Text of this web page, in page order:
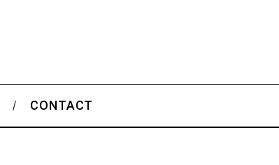
CONTACT